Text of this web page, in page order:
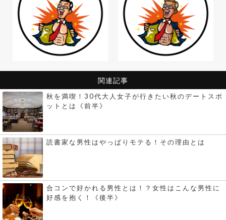
関連記事
秋を満喫！30代大人女子が行きたい秋のデートスポ
ットとは《前半》
読書家な男性はやっぱりモテる！その理由とは
合コンで好かれる男性とは！？女性はこんな男性に
好感を抱く！《後半》